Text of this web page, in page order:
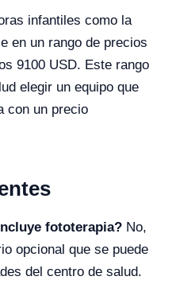
infantiles como la
en un rango de precios
9100 USD. Este rango
elegir un equipo que
con un precio
fototerapia? No,
opcional que se puede
del centro de salud.